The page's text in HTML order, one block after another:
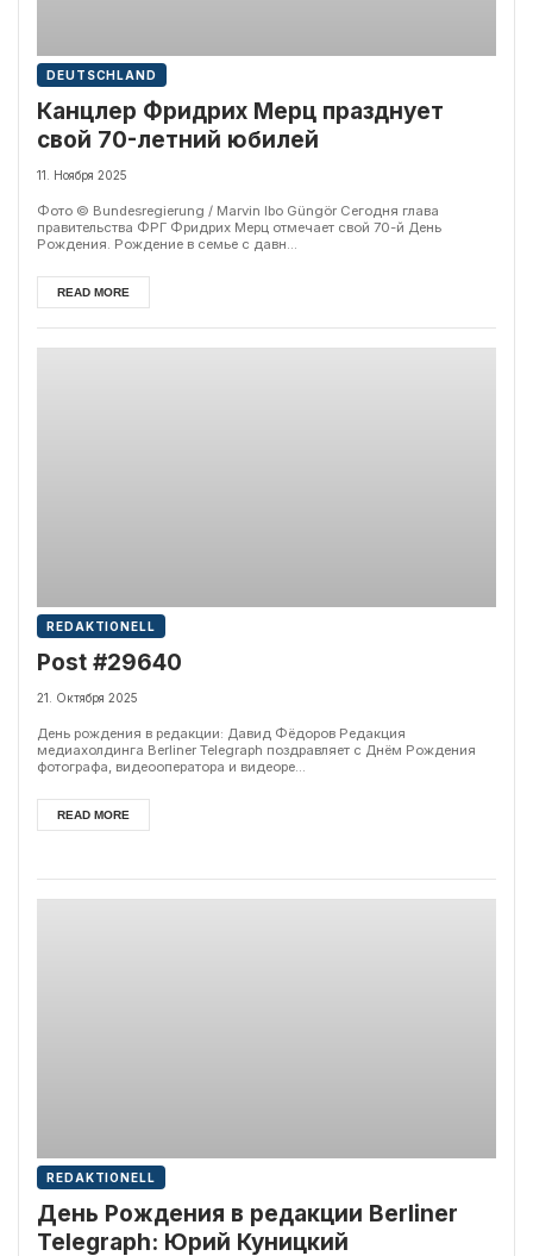
DEUTSCHLAND
Канцлер Фридрих Мерц празднует
свой 70-летний юбилей
11. Ноября 2025
Фото © Bundesregierung / Marvin Ibo Güngör Сегодня глава
правительства ФРГ Фридрих Мерц отмечает свой 70-й День
Рождения. Рождение в семье с давн...
READ MORE
REDAKTIONELL
Post #29640
21. Октября 2025
День рождения в редакции: Давид Фёдоров Редакция
медиахолдинга Berliner Telegraph поздравляет с Днём Рождения
фотографа, видеооператора и видеоре...
READ MORE
REDAKTIONELL
День Рождения в редакции Berliner
Telegraph: Юрий Куницкий